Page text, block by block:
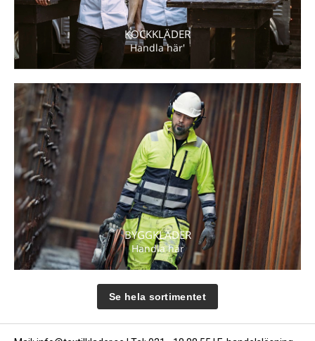
KOCKKLÄDER
Handla här'
BYGGKLÄDER
Handla här
Se hela sortimentet